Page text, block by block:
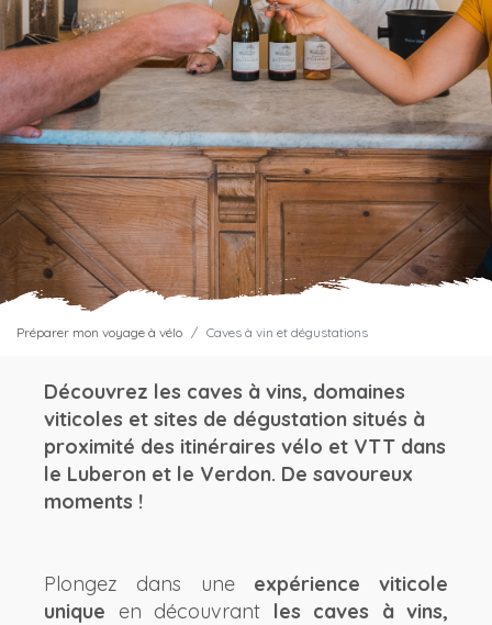
Préparer mon voyage à vélo Caves à vin et dégustations
Découvrez les caves à vins, domaines
viticoles et sites de dégustation situés à
proximité des itinéraires vélo et VTT dans
le Luberon et le Verdon. De savoureux
moments !
Plongez dans une expérience viticole
unique en découvrant les caves à vins,